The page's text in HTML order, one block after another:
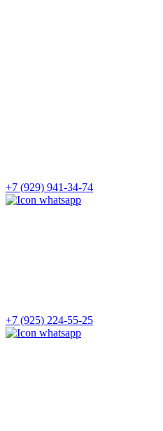
+7 (929) 941-34-74
+7 (925) 224-55-25